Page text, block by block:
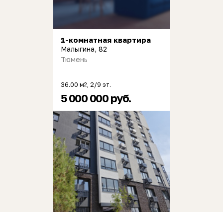
1-комнатная квартира
Малыгина, 82
Тюмень
36.00 м2 , 2/9 эт.
5 000 000 руб.